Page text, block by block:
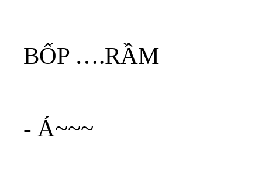
BỐP ….RẦM
- Á~~~